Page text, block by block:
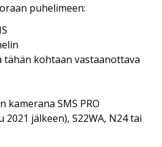
puhelimeen:
tähän kohtaan vastaanottava
kamerana SMS PRO
jälkeen), S22WA, N24 tai